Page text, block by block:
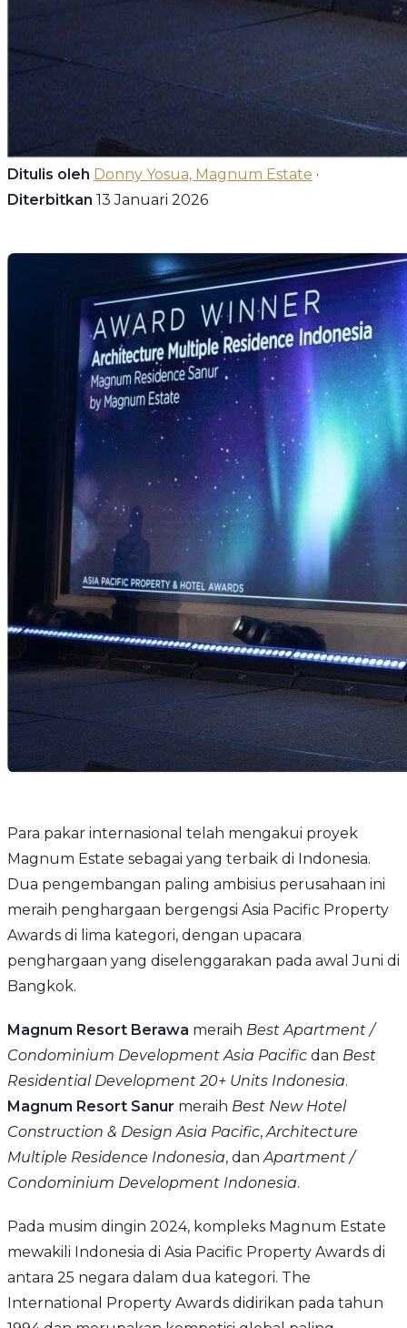
Ditulis oleh Donny Yosua, Magnum Estate ·
Diterbitkan 13 Januari 2026
Para pakar internasional telah mengakui proyek
Magnum Estate sebagai yang terbaik di Indonesia.
Dua pengembangan paling ambisius perusahaan ini
meraih penghargaan bergengsi Asia Pacific Property
Awards di lima kategori, dengan upacara
penghargaan yang diselenggarakan pada awal Juni di
Bangkok.
Magnum Resort Berawa meraih Best Apartment /
Condominium Development Asia Pacific dan Best
Residential Development 20+ Units Indonesia.
Magnum Resort Sanur meraih Best New Hotel
Construction & Design Asia Pacific,Architecture
Multiple Residence Indonesia, danApartment /
Condominium Development Indonesia.
Pada musim dingin 2024, kompleks Magnum Estate
mewakili Indonesia di Asia Pacific Property Awards di
antara 25 negara dalam dua kategori. The
International Property Awards didirikan pada tahun